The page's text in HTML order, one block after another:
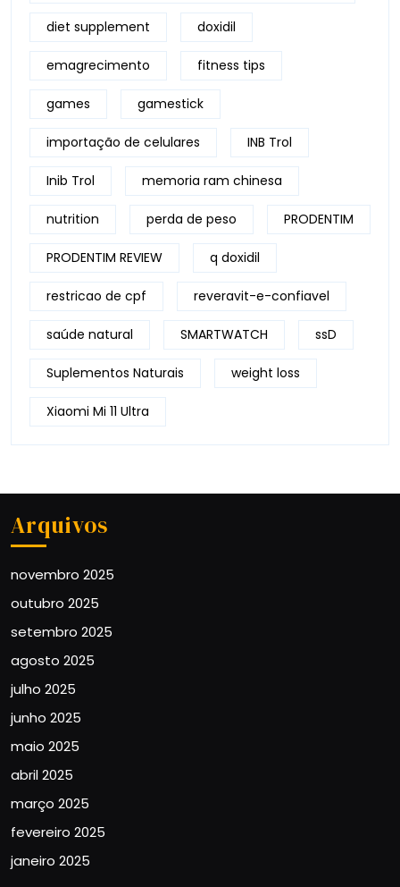
diet supplement doxidil
emagrecimento fitness tips
games gamestick
importação de celulares INB Trol
Inib Trol memoria ram chinesa
nutrition perda de peso PRODENTIM
PRODENTIM REVIEW q doxidil
restricao de cpf reveravit-e-confiavel
saúde natural SMARTWATCH ssD
Suplementos Naturais weight loss
Xiaomi Mi 11 Ultra
Arquivos
novembro 2025
outubro 2025
setembro 2025
agosto 2025
julho 2025
junho 2025
maio 2025
abril 2025
março 2025
fevereiro 2025
janeiro 2025